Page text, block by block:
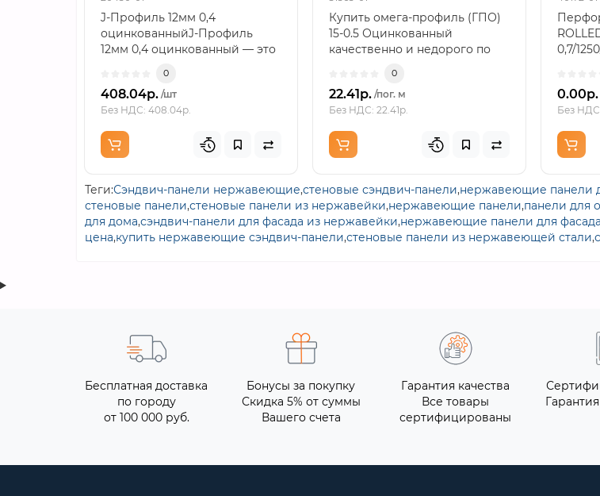
J-Профиль 12мм 0,4
оцинкованныйJ-Профиль
12мм 0,4 оцинкованный — это
0
408.04р. /шт
Без НДС: 408.04р.
Купить омега-профиль (ГПО)
15-0.5 Оцинкованный
качественно и недорого по
0
22.41р. /пог. м
Без НДС: 22.41р.
0,7/
0.00р.
Без
Теги:Сэндвич-панели нержавеющие,стеновые сэндвич-панели,нержавеющие панели
стеновые панели,стеновые панели из нержавейки,нержавеющие панели,панели для
для дома,сэндвич-панели для фасада из нержавейки,нержавеющие панели для фасада
цена,купить нержавеющие сэндвич-панели,стеновые панели из нержавеющей стали,
Бесплатная доставка
по городу
от 100 000 руб.
Бонусы за покупку
Скидка 5% от суммы
Вашего счета
Гарантия качества
Все товары
сертифицированы